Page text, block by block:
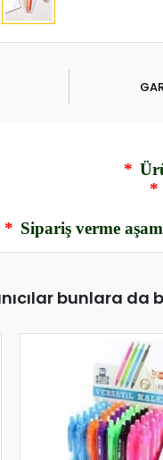
*
*
* Sipariş verme
bunlara da